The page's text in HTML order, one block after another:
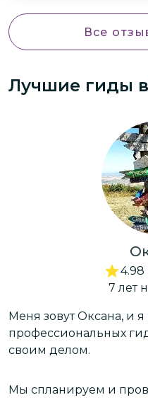
повинности, на
прогулка
экскурсовод,
Все
Лучшие гиды
4.98
7 лет
Меня зовут Оксана, и
профессиональных
своим делом.
Мы спланируем и